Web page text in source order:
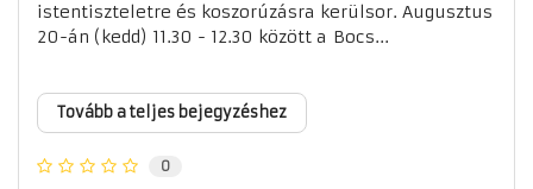
istentiszteletre és koszorúzásra kerülsor. Augusztus
20-án (kedd) 11.30 - 12.30 között a Bocs...
Tovább a teljes bejegyzéshez
0